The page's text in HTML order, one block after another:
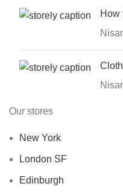
How
Our stores
New York
London SF
Edinburgh